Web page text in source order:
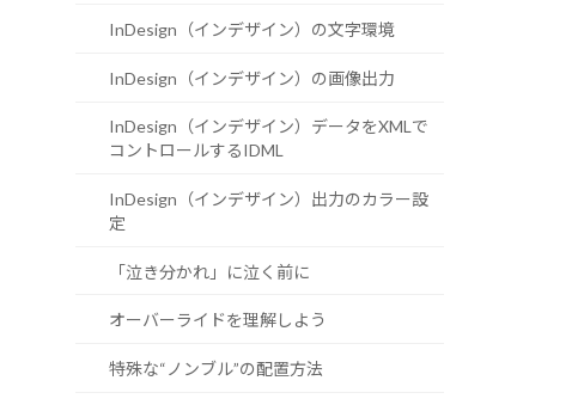
InDesign（インデザイン）の文字環境
InDesign（インデザイン）の画像出力
InDesign（インデザイン）データをXMLで
コントロールするIDML
InDesign（インデザイン）出力のカラー設
定
「泣き分かれ」に泣く前に
オーバーライドを理解しよう
特殊な“ノンブル”の配置方法